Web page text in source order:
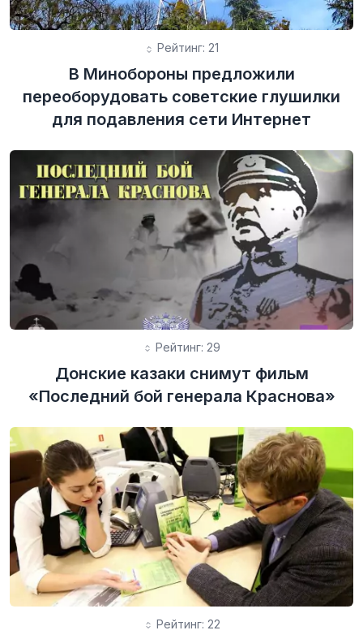
Рейтинг: 21
В Минобороны предложили
переоборудовать советские глушилки
для подавления сети Интернет
Рейтинг: 29
Донские казаки снимут фильм
«Последний бой генерала Краснова»
Рейтинг: 22